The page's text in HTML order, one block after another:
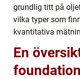
grundlig titt på
vilka typer som
kvantitativa
En
foundation